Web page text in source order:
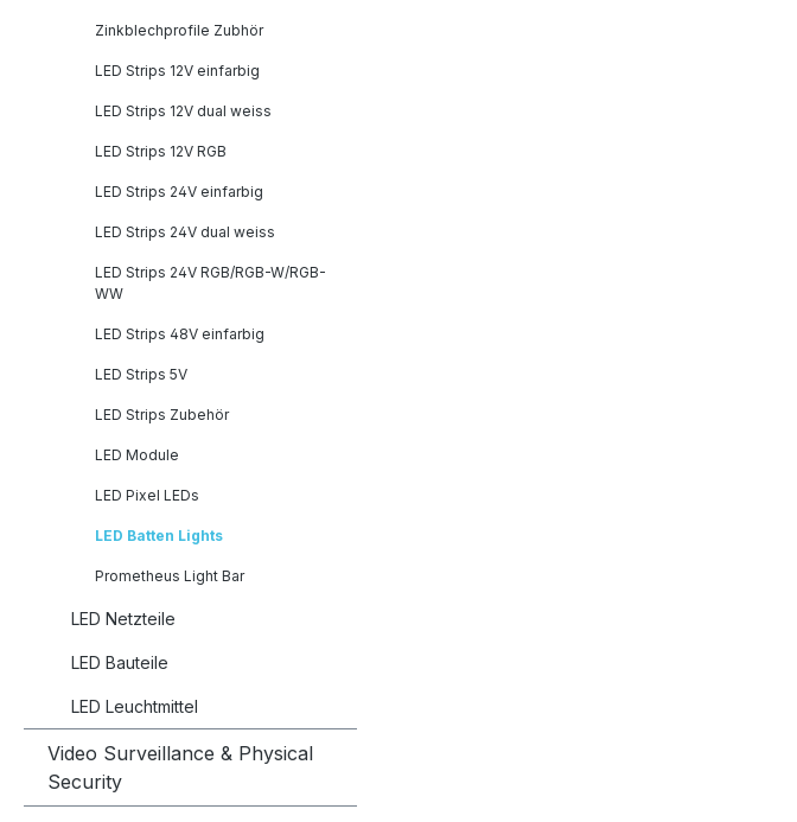
Zinkblechprofile Zubhör
LED Strips 12V einfarbig
LED Strips 12V dual weiss
LED Strips 12V RGB
LED Strips 24V einfarbig
LED Strips 24V dual weiss
LED Strips 24V RGB/RGB-W/RGB-
WW
LED Strips 48V einfarbig
LED Strips 5V
LED Strips Zubehör
LED Module
LED Pixel LEDs
LED Batten Lights
Prometheus Light Bar
LED Netzteile
LED Bauteile
LED Leuchtmittel
Video Surveillance & Physical
Security